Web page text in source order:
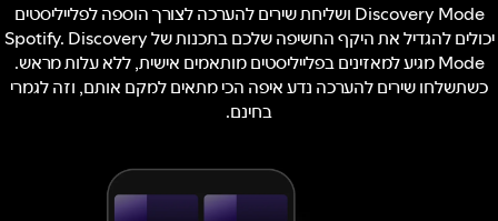
Discovery Mode ושליחת שירים להערכה לצורך הוספה לפלייליסטים
יכולים להגדיל את היקף החשיפה שלכם בתכנות של Spotify. Discovery
Mode מגיע למאזינים בפלייליסטים מותאמים אישית, ללא עלות מראש.
כשתשלחו שירים להערכה נדע איפה הכי מתאים למקם אותם, וזה לגמרי
בחינם.